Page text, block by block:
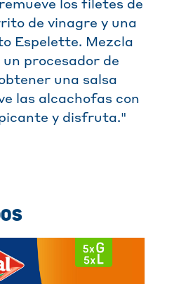
los filetes de
de vinagre y una
Espelette. Mezcla
procesador de
una salsa
las alcachofas con
y disfruta."